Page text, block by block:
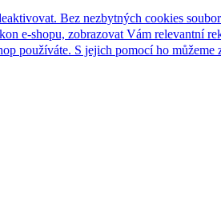
Bez nezbytných cookies
e-shopu, zobrazovat Vám relevantní
používáte. S jejich pomocí ho můžeme